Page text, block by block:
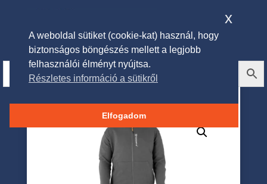
Husqvarna kapucnis pulóver
A weboldal sütiket (cookie-kat) használ, hogy
biztonságos böngészés mellett a legjobb
felhasználói élményt nyújtsa.
Részletes információ a sütikről
Elfogadom
x